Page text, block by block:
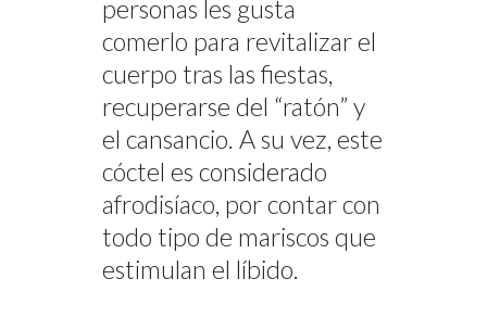
personas les gusta
comerlo para revitalizar el
cuerpo tras las fiestas,
recuperarse del “ratón” y
el cansancio. A su vez, este
cóctel es considerado
afrodisíaco, por contar con
todo tipo de mariscos que
estimulan el líbido.